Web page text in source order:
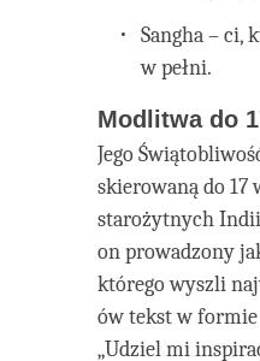
Sangha – ci,
w pełni.
Modlitwa do
Jego
skierowaną do
starożytnych
on prowadzony
którego wyszli
ów tekst w
„Udziel mi